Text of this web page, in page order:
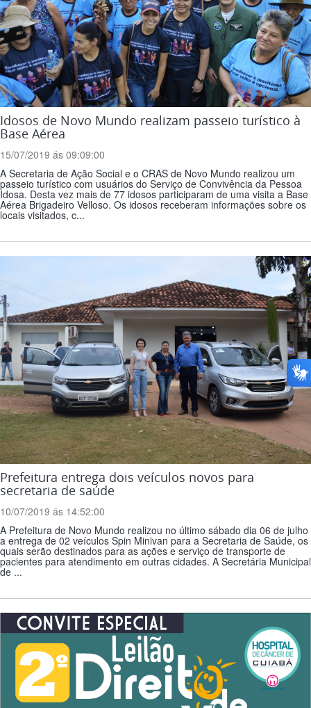
Idosos de Novo Mundo realizam passeio turístico à
Base Aérea
15/07/2019 ás 09:09:00
A Secretaria de Ação Social e o CRAS de Novo Mundo realizou um
passeio turístico com usuários do Serviço de Convivência da Pessoa
Idosa. Desta vez mais de 77 idosos participaram de uma visita a Base
Aérea Brigadeiro Velloso. Os idosos receberam informações sobre os
locais visitados, c...
Prefeitura entrega dois veículos novos para
secretaria de saúde
10/07/2019 ás 14:52:00
A Prefeitura de Novo Mundo realizou no último sábado dia 06 de julho
a entrega de 02 veículos Spin Minivan para a Secretaria de Saúde, os
quais serão destinados para as ações e serviço de transporte de
pacientes para atendimento em outras cidades. A Secretária Municipal
de ...